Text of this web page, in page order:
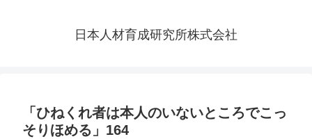
日本人材育成研究所株式会社
「ひねくれ者は本人のいないところでこっ
そりほめる」164